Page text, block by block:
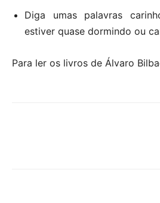
Diga umas palavras
estiver quase dormindo ou
Para ler os livros de Álvaro